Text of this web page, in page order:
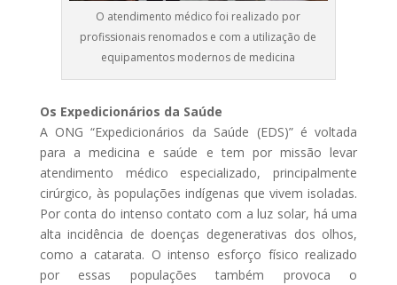
O atendimento médico foi realizado por
profissionais renomados e com a utilização de
equipamentos modernos de medicina
Os Expedicionários da Saúde
A ONG “Expedicionários da Saúde (EDS)” é voltada
para a medicina e saúde e tem por missão levar
atendimento médico especializado, principalmente
cirúrgico, às populações indígenas que vivem isoladas.
Por conta do intenso contato com a luz solar, há uma
alta incidência de doenças degenerativas dos olhos,
como a catarata. O intenso esforço físico realizado
por essas populações também provoca o